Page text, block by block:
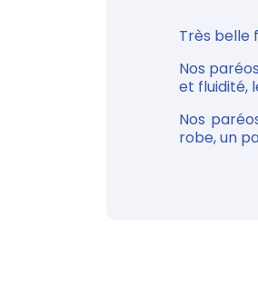
Très belle
Nos
et fluidité,
Nos
robe, un